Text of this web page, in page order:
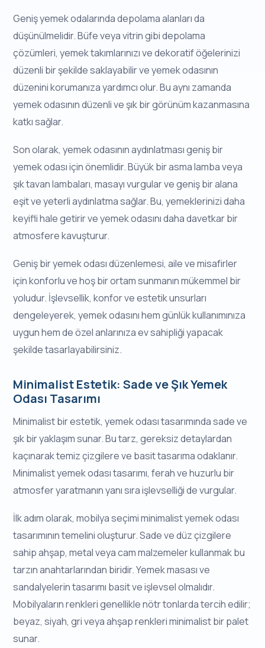
Geniş yemek odalarında depolama alanları da
düşünülmelidir. Büfe veya vitrin gibi depolama
çözümleri, yemek takımlarınızı ve dekoratif öğelerinizi
düzenli bir şekilde saklayabilir ve yemek odasının
düzenini korumanıza yardımcı olur. Bu aynı zamanda
yemek odasının düzenli ve şık bir görünüm kazanmasına
katkı sağlar.
Son olarak, yemek odasının aydınlatması geniş bir
yemek odası için önemlidir. Büyük bir asma lamba veya
şık tavan lambaları, masayı vurgular ve geniş bir alana
eşit ve yeterli aydınlatma sağlar. Bu, yemeklerinizi daha
keyifli hale getirir ve yemek odasını daha davetkar bir
atmosfere kavuşturur.
Geniş bir yemek odası düzenlemesi, aile ve misafirler
için konforlu ve hoş bir ortam sunmanın mükemmel bir
yoludur. İşlevsellik, konfor ve estetik unsurları
dengeleyerek, yemek odasını hem günlük kullanımınıza
uygun hem de özel anlarınıza ev sahipliği yapacak
şekilde tasarlayabilirsiniz.
Minimalist Estetik: Sade ve Şık Yemek
Odası Tasarımı
Minimalist bir estetik, yemek odası tasarımında sade ve
şık bir yaklaşım sunar. Bu tarz, gereksiz detaylardan
kaçınarak temiz çizgilere ve basit tasarıma odaklanır.
Minimalist yemek odası tasarımı, ferah ve huzurlu bir
atmosfer yaratmanın yanı sıra işlevselliği de vurgular.
İlk adım olarak, mobilya seçimi minimalist yemek odası
tasarımının temelini oluşturur. Sade ve düz çizgilere
sahip ahşap, metal veya cam malzemeler kullanmak bu
tarzın anahtarlarından biridir. Yemek masası ve
sandalyelerin tasarımı basit ve işlevsel olmalıdır.
Mobilyaların renkleri genellikle nötr tonlarda tercih edilir;
beyaz, siyah, gri veya ahşap renkleri minimalist bir palet
sunar.